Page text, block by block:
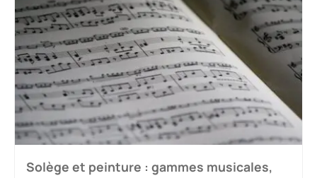
Solège et peinture : gammes musicales,